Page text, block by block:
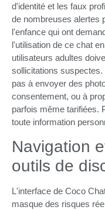
d'identité et les faux
de nombreuses alertes
l'enfance qui ont
l'utilisation de ce chat
utilisateurs adultes
sollicitations
pas à envoyer des
consentement, ou à
parfois même tarifiées.
toute information
Navigation
outils de
L'interface de Coco
masque des risques